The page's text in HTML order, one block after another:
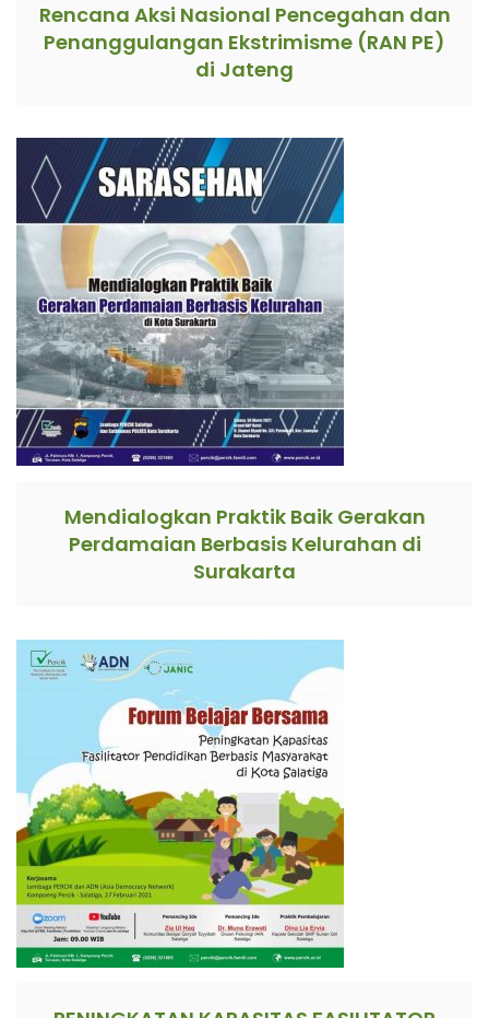
Rencana Aksi Nasional Pencegahan dan
Penanggulangan Ekstrimisme (RAN PE)
di Jateng
Mendialogkan Praktik Baik Gerakan
Perdamaian Berbasis Kelurahan di
Surakarta